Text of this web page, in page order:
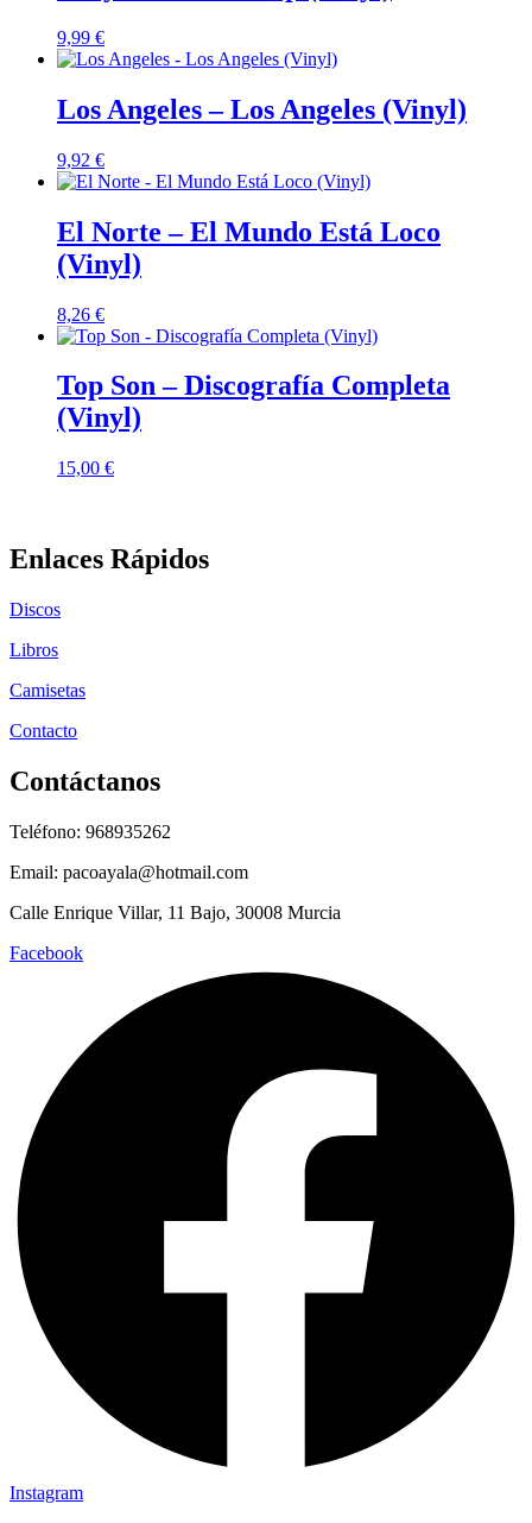
9,99 €
Los Angeles – Los Angeles (Vinyl)
9,92 €
El Norte – El Mundo Está Loco
(Vinyl)
8,26 €
Top Son – Discografía Completa
(Vinyl)
15,00 €
Enlaces Rápidos
Discos
Libros
Camisetas
Contacto
Contáctanos
Teléfono: 968935262
Email: pacoayala@hotmail.com
Calle Enrique Villar, 11 Bajo, 30008 Murcia
Facebook
Instagram